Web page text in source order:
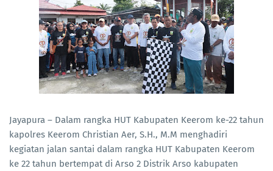
Jayapura – Dalam rangka HUT Kabupaten Keerom ke-22 tahun
kapolres Keerom Christian Aer, S.H., M.M menghadiri
kegiatan jalan santai dalam rangka HUT Kabupaten Keerom
ke 22 tahun bertempat di Arso 2 Distrik Arso kabupaten